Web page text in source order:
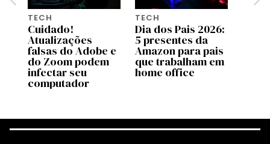
TECH
Cuidado!
Atualizações
falsas do Adobe e
do Zoom podem
infectar seu
computador
TECH
Dia dos Pais 2026:
5 presentes da
Amazon para pais
que trabalham em
home office